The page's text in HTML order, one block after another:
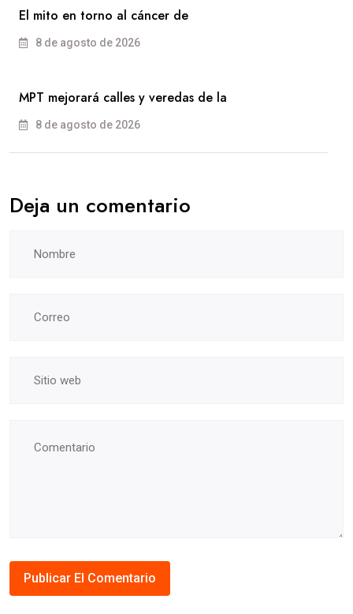
El mito en torno al cáncer de
8 de agosto de 2026
MPT mejorará calles y veredas de la
8 de agosto de 2026
Deja un comentario